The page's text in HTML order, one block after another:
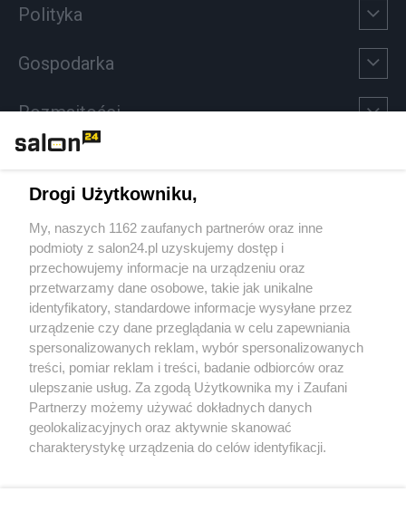
Polityka
Gospodarka
Rozmaitości
Sport
Społeczeństwo
Kultura
X Facebook Instagram Youtube
Drogi Użytkowniku,
My, naszych 1162 zaufanych partnerów oraz inne
podmioty z salon24.pl uzyskujemy dostęp i
przechowujemy informacje na urządzeniu oraz
przetwarzamy dane osobowe, takie jak unikalne
identyfikatory, standardowe informacje wysyłane przez
urządzenie czy dane przeglądania w celu zapewniania
spersonalizowanych reklam, wybór spersonalizowanych
treści, pomiar reklam i treści, badanie odbiorców oraz
ulepszanie usług. Za zgodą Użytkownika my i Zaufani
Partnerzy możemy używać dokładnych danych
geolokalizacyjnych oraz aktywnie skanować
charakterystykę urządzenia do celów identyfikacji.